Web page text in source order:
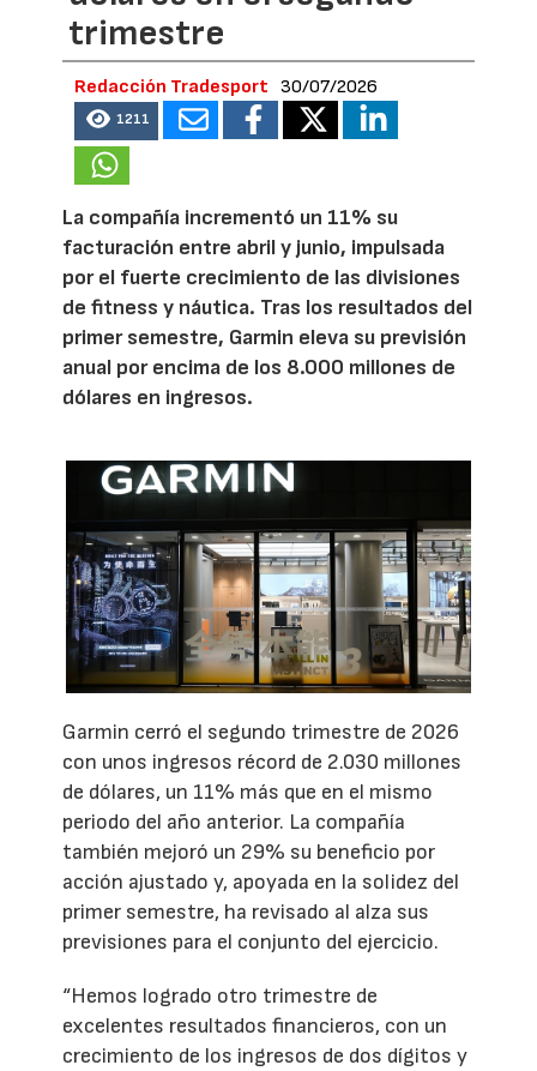
trimestre
Redacción Tradesport 30/07/2026
1211
La compañía incrementó un 11% su
facturación entre abril y junio, impulsada
por el fuerte crecimiento de las divisiones
de fitness y náutica. Tras los resultados del
primer semestre, Garmin eleva su previsión
anual por encima de los 8.000 millones de
dólares en ingresos.
Garmin cerró el segundo trimestre de 2026
con unos ingresos récord de 2.030 millones
de dólares, un 11% más que en el mismo
periodo del año anterior. La compañía
también mejoró un 29% su beneficio por
acción ajustado y, apoyada en la solidez del
primer semestre, ha revisado al alza sus
previsiones para el conjunto del ejercicio.
“Hemos logrado otro trimestre de
excelentes resultados financieros, con un
crecimiento de los ingresos de dos dígitos y